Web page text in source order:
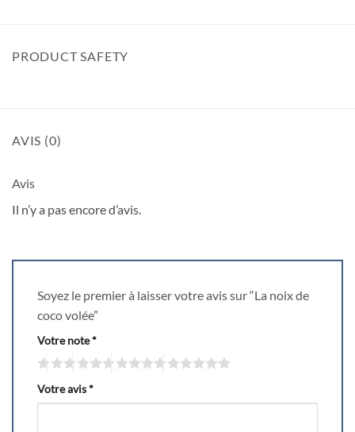
PRODUCT SAFETY
AVIS (0)
Avis
Il n’y a pas encore d’avis.
Soyez le premier à laisser votre avis sur “La noix de
coco volée”
Votre note*
Votre avis*